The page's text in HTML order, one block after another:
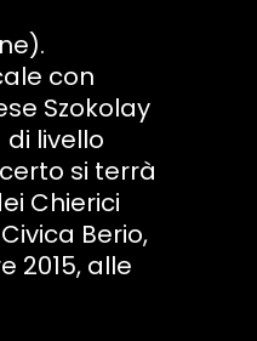
con
Szokolay
di livello
si terrà
Chierici
Berio,
2015, alle